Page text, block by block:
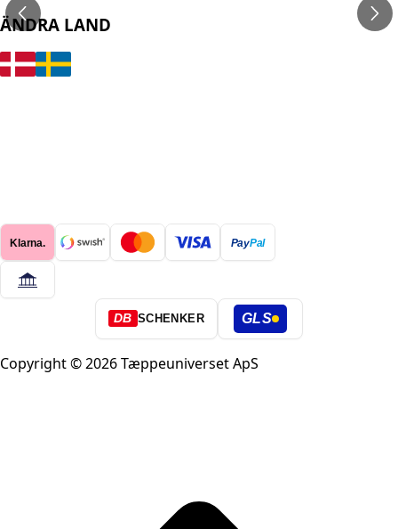
ÄNDRA LAND
Klarna. PayPal
DB SCHENKER GLS
Copyright © 2026 Tæppeuniverset ApS